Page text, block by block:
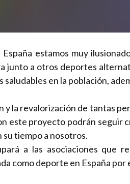
estamos muy
junto a otros deportes
saludables en la población,
y la revalorización de tantas
este proyecto podrán seguir
tiempo a nosotros.
a las asociaciones que
como deporte en España